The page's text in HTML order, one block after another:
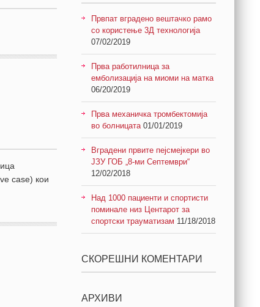
case) кои
Првпат вградено вештачко рамо
со користење 3Д технологија
07/02/2019
Прва работилница за
емболизација на миоми на матка
06/20/2019
Прва механичка тромбектомија
во болницата 01/01/2019
Вградени првите пејсмејкери во
ЈЗУ ГОБ „8-ми Септември“
12/02/2018
Над 1000 пациенти и спортисти
поминале низ Центарот за
спортски трауматизам 11/18/2018
СКОРЕШНИ КОМЕНТАРИ
АРХИВИ